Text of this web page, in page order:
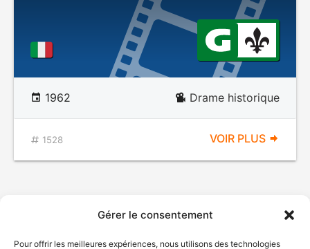
Gérer le consentement
Pour offrir les meilleures expériences, nous utilisons des technologies
1962 Drame historique
1528 VOIR PLUS